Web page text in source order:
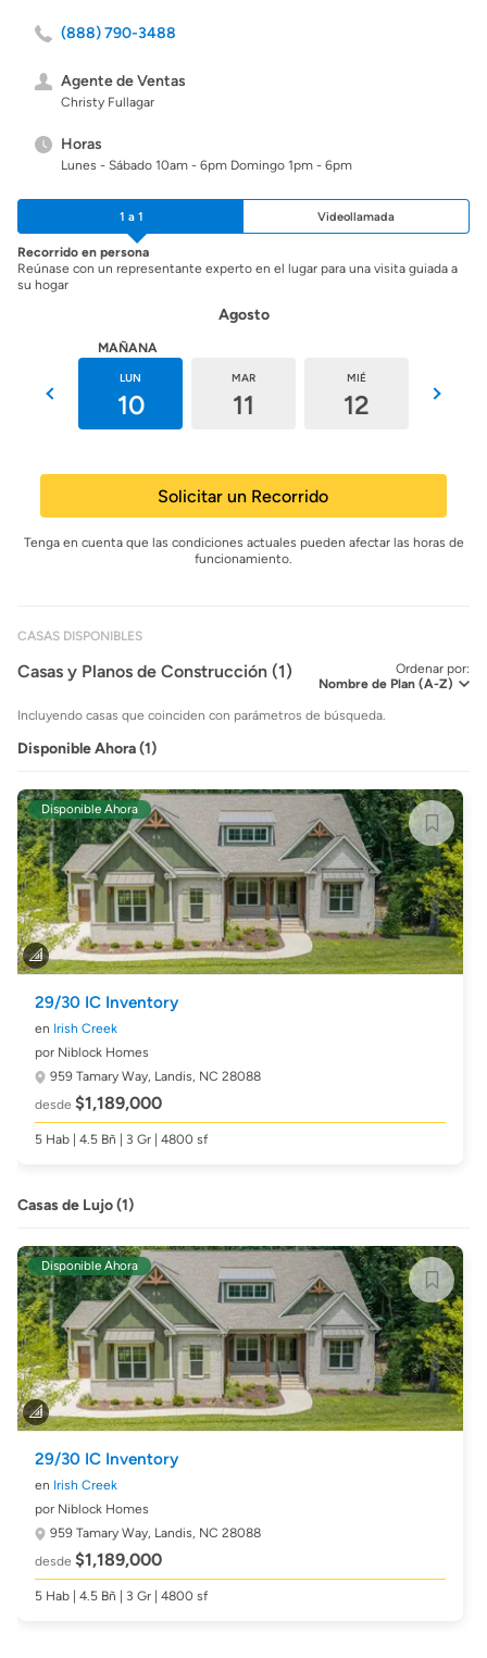
(888) 790-3488
Agente de Ventas
Christy Fullagar
Horas
Lunes - Sábado 10am - 6pm Domingo 1pm - 6pm
1 a 1 Videollamada
Recorrido en persona
Reúnase con un representante experto en el lugar para una visita guiada a
su hogar
Agosto
MAÑANA
LUN
10
MAR
11
MIÉ
12
Solicitar un Recorrido
Tenga en cuenta que las condiciones actuales pueden afectar las horas de
funcionamiento.
CASAS DISPONIBLES
Ordenar por:
Casas y Planos de Construcción (1)
Incluyendo casas que coinciden con parámetros de búsqueda.
Disponible Ahora (1)
Disponible Ahora
29/30 IC Inventory
en Irish Creek
por Niblock Homes
959 Tamary Way, Landis, NC 28088
desde $1,189,000
5 Hab | 4.5 Bñ | 3 Gr | 4800 sf
Casas de Lujo (1)
Disponible Ahora
29/30 IC Inventory
en Irish Creek
por Niblock Homes
959 Tamary Way, Landis, NC 28088
desde $1,189,000
5 Hab | 4.5 Bñ | 3 Gr | 4800 sf